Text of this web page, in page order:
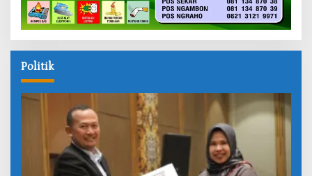
Politik